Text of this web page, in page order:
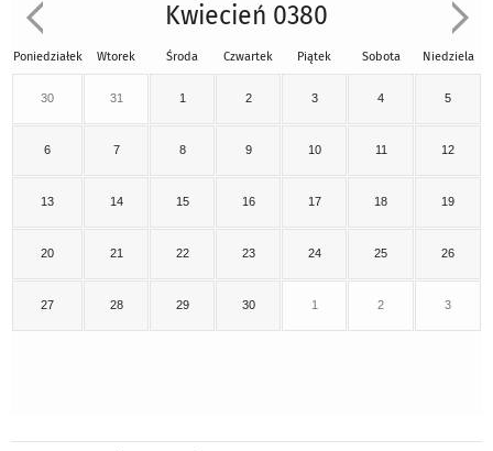
Kwiecień 0380
Poniedziałek Wtorek Środa Czwartek Piątek Sobota Niedziela
30 31 1 2 3 4 5
6 7 8 9 10 11 12
13 14 15 16 17 18 19
20 21 22 23 24 25 26
27 28 29 30 1 2 3